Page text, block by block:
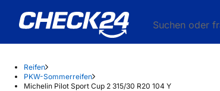
Suchen oder
Reifen
PKW-Sommerreifen
Michelin Pilot Sport Cup 2 315/30 R20 104 Y